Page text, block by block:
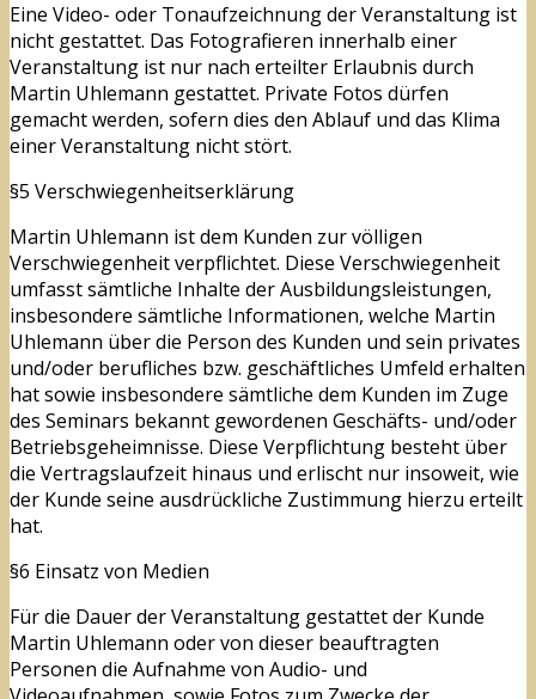
Eine Video- oder Tonaufzeichnung der Veranstaltung ist
nicht gestattet. Das Fotografieren innerhalb einer
Veranstaltung ist nur nach erteilter Erlaubnis durch
Martin Uhlemann gestattet. Private Fotos dürfen
gemacht werden, sofern dies den Ablauf und das Klima
einer Veranstaltung nicht stört.
§5 Verschwiegenheitserklärung
Martin Uhlemann ist dem Kunden zur völligen
Verschwiegenheit verpflichtet. Diese Verschwiegenheit
umfasst sämtliche Inhalte der Ausbildungsleistungen,
insbesondere sämtliche Informationen, welche Martin
Uhlemann über die Person des Kunden und sein privates
und/oder berufliches bzw. geschäftliches Umfeld erhalten
hat sowie insbesondere sämtliche dem Kunden im Zuge
des Seminars bekannt gewordenen Geschäfts- und/oder
Betriebsgeheimnisse. Diese Verpflichtung besteht über
die Vertragslaufzeit hinaus und erlischt nur insoweit, wie
der Kunde seine ausdrückliche Zustimmung hierzu erteilt
hat.
§6 Einsatz von Medien
Für die Dauer der Veranstaltung gestattet der Kunde
Martin Uhlemann oder von dieser beauftragten
Personen die Aufnahme von Audio- und